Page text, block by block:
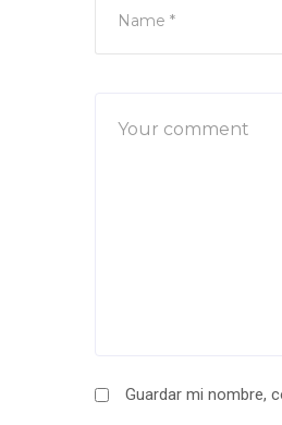
Guardar mi nombre,